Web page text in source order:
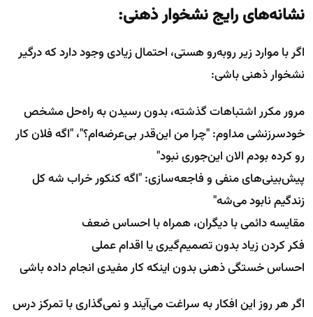
نشانه‌های رایج نشخوار ذهنی:
اگر با موارد زیر روبه‌رو هستی، احتمال زیادی وجود دارد که درگیر
نشخوار ذهنی باشی:
مرور مکرر اشتباهات گذشته، بدون رسیدن به راه‌حل مشخص
خودسرزنشی مداوم: "چرا من این‌قدر بی‌عرضه‌ام؟"، "اگه فلان کار
رو کرده بودم الان این‌جوری نبود"
پیش‌بینی‌های منفی و فاجعه‌سازی: "اگه کنکور خراب شه کل
زندگیم نابود می‌شه"
مقایسه دائمی با دیگران، همراه با احساس ضعف
فکر کردن زیاد بدون تصمیم‌گیری یا اقدام عملی
احساس خستگی ذهنی بدون اینکه کار مفیدی انجام داده باشی
اگر هر روز این افکار به سراغت می‌آیند و نمی‌گذاری با تمرکز درس